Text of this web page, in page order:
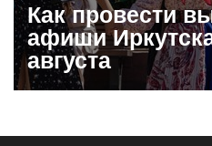
Как провести
афиши
августа